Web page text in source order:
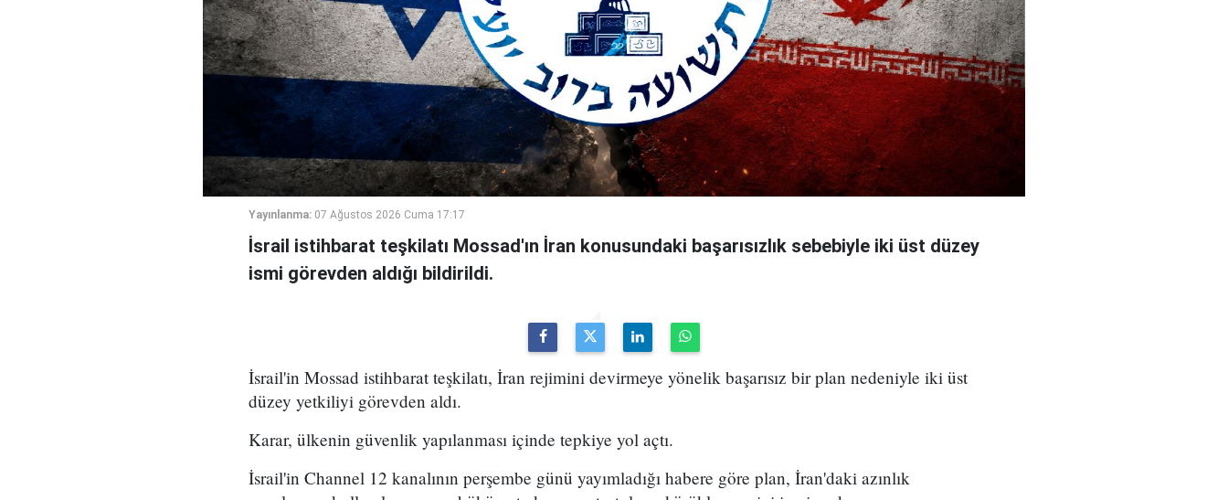
Yayınlanma: 07 Ağustos 2026 Cuma 17:17
İsrail istihbarat teşkilatı Mossad'ın İran konusundaki başarısızlık sebebiyle iki üst düzey
ismi görevden aldığı bildirildi.
İsrail'in Mossad istihbarat teşkilatı, İran rejimini devirmeye yönelik başarısız bir plan nedeniyle iki üst
düzey yetkiliyi görevden aldı.
Karar, ülkenin güvenlik yapılanması içinde tepkiye yol açtı.
İsrail'in Channel 12 kanalının perşembe günü yayımladığı habere göre plan, İran'daki azınlık